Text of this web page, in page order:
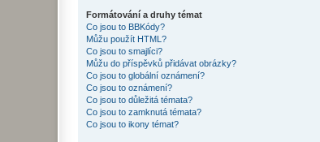
Formátování a druhy témat
Co jsou to BBKódy?
Můžu použít HTML?
Co jsou to smajlíci?
Můžu do příspěvků přidávat obrázky?
Co jsou to globální oznámení?
Co jsou to oznámení?
Co jsou to důležitá témata?
Co jsou to zamknutá témata?
Co jsou to ikony témat?